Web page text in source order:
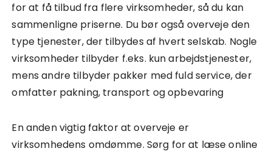
for at få tilbud fra flere virksomheder, så du kan
sammenligne priserne. Du bør også overveje den
type tjenester, der tilbydes af hvert selskab. Nogle
virksomheder tilbyder f.eks. kun arbejdstjenester,
mens andre tilbyder pakker med fuld service, der
omfatter pakning, transport og opbevaring
En anden vigtig faktor at overveje er
virksomhedens omdømme. Sørg for at læse online